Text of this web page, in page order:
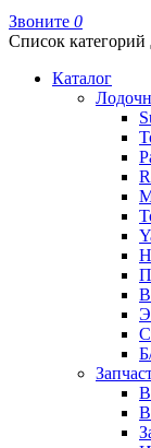
Звоните 0
Список категорий
Каталог